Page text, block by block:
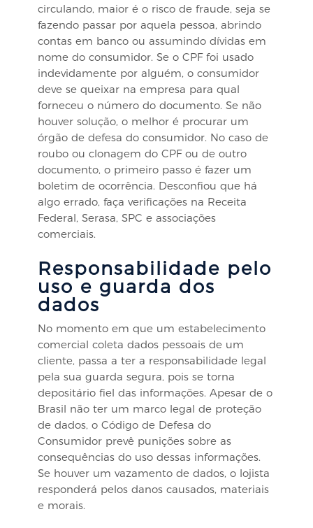
circulando, maior é o risco de fraude, seja se
fazendo passar por aquela pessoa, abrindo
contas em banco ou assumindo dívidas em
nome do consumidor. Se o CPF foi usado
indevidamente por alguém, o consumidor
deve se queixar na empresa para qual
forneceu o número do documento. Se não
houver solução, o melhor é procurar um
órgão de defesa do consumidor. No caso de
roubo ou clonagem do CPF ou de outro
documento, o primeiro passo é fazer um
boletim de ocorrência. Desconfiou que há
algo errado, faça verificações na Receita
Federal, Serasa, SPC e associações
comerciais.
Responsabilidade pelo
uso e guarda dos
dados
No momento em que um estabelecimento
comercial coleta dados pessoais de um
cliente, passa a ter a responsabilidade legal
pela sua guarda segura, pois se torna
depositário fiel das informações. Apesar de o
Brasil não ter um marco legal de proteção
de dados, o Código de Defesa do
Consumidor prevê punições sobre as
consequências do uso dessas informações.
Se houver um vazamento de dados, o lojista
responderá pelos danos causados, materiais
e morais.